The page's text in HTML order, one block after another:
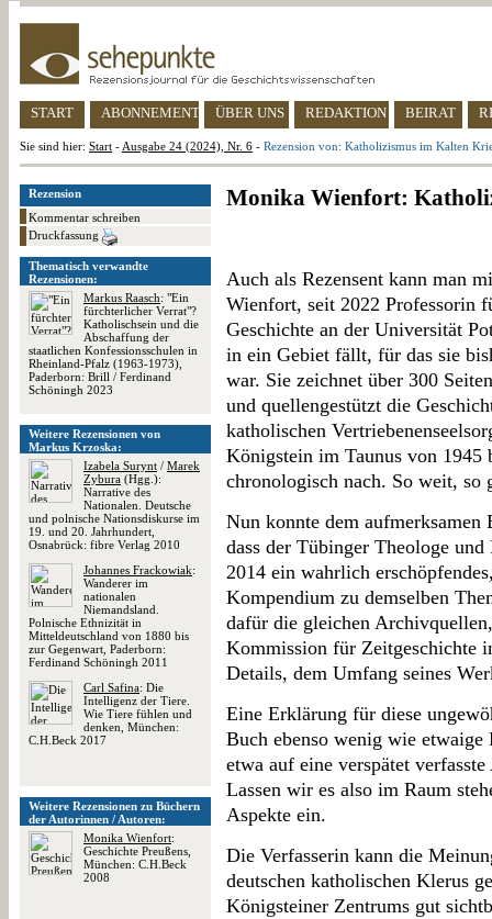
START ABONNEMENT ÜBER UNS REDAKTION BEIRAT
Sie sind hier: Start - Ausgabe 24 (2024), Nr. 6 - Rezension von: Katholizismus im Kalten
Rezension
Kommentar schreiben
Druckfassung
Thematisch verwandte
Rezensionen:
Markus Raasch: "Ein
fürchterlicher Verrat"?
Katholischsein und die
Abschaffung der
staatlichen Konfessionsschulen in
Rheinland-Pfalz (1963-1973),
Paderborn: Brill / Ferdinand
Schöningh 2023
Weitere Rezensionen von
Markus Krzoska:
Izabela Surynt / Marek
Zybura (Hgg.):
Narrative des
Nationalen. Deutsche
und polnische Nationsdiskurse im
19. und 20. Jahrhundert,
Osnabrück: fibre Verlag 2010
Johannes Frackowiak:
Wanderer im
nationalen
Niemandsland.
Polnische Ethnizität in
Mitteldeutschland von 1880 bis
zur Gegenwart, Paderborn:
Ferdinand Schöningh 2011
Carl Safina: Die
Intelligenz der Tiere.
Wie Tiere fühlen und
denken, München:
C.H.Beck 2017
Weitere Rezensionen zu Büchern
der Autorinnen / Autoren:
Monika Wienfort:
Geschichte Preußens,
München: C.H.Beck
2008
Monika Wienfort:
Auch als Rezensent kann man
Wienfort, seit 2022 Professorin
Geschichte an der Universität
in ein Gebiet fällt, für das sie
war. Sie zeichnet über 300
und quellengestützt die
katholischen
Königstein im Taunus von 1945
chronologisch nach. So weit, so
Nun konnte dem aufmerksamen
dass der Tübinger Theologe
2014 ein wahrlich
Kompendium zu demselben
dafür die gleichen
Kommission für Zeitgeschichte
Details, dem Umfang seines
Eine Erklärung für diese
Buch ebenso wenig wie etwaige
etwa auf eine verspätet
Lassen wir es also im Raum
Aspekte ein.
Die Verfasserin kann die
deutschen katholischen Klerus
Königsteiner Zentrums gut